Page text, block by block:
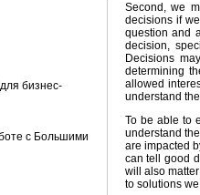
бизнес-
с Большими
Second, we
decisions if
question and
decision,
Decisions
determining
allowed
understand
To be able to
understand
are impacted
can tell good
will also
to solutions